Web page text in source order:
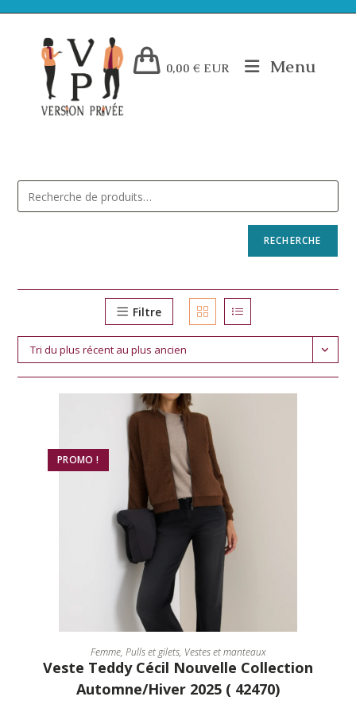
0,00 € EUR Menu
RECHERCHE
Filtre
Tri du plus récent au plus ancien
PROMO !
CHOIX DES OPTIONS
Femme, Pulls et gilets, Vestes et manteaux
Veste Teddy Cécil Nouvelle Collection
Automne/Hiver 2025 ( 42470)